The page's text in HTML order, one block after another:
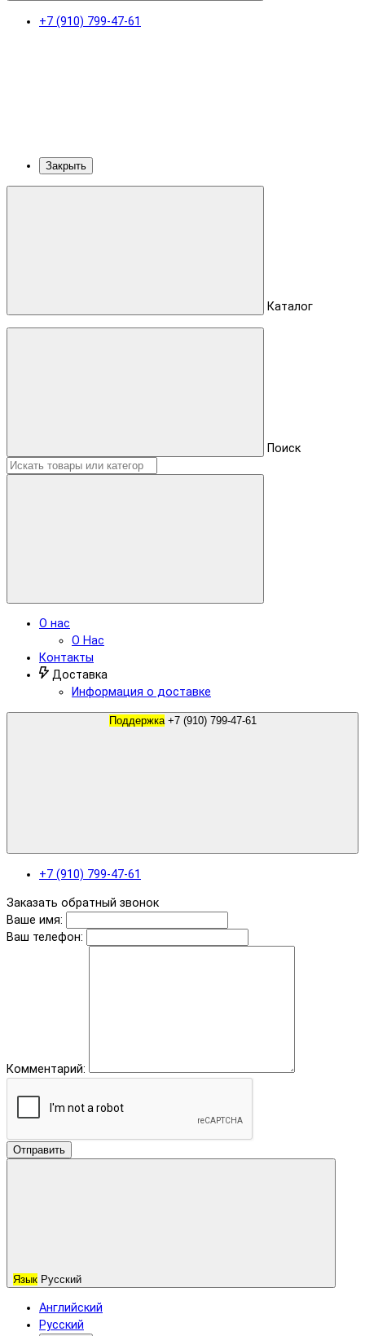
+7 (910) 799-47-61
Закрыть
Каталог
Поиск
О нас
О Нас
Контакты
Доставка
Информация о доставке
Поддержка +7 (910) 799-47-61
+7 (910) 799-47-61
Заказать обратный звонок
Ваше имя:
Ваш телефон:
Комментарий:
Отправить
Язык Русский
Английский
Русский